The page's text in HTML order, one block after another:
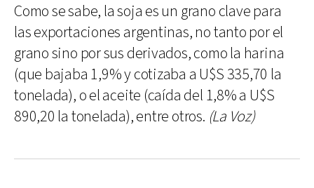
Como se sabe, la soja es un grano clave para
las exportaciones argentinas, no tanto por el
grano sino por sus derivados, como la harina
(que bajaba 1,9% y cotizaba a U$S 335,70 la
tonelada), o el aceite (caída del 1,8% a U$S
890,20 la tonelada), entre otros. (La Voz)